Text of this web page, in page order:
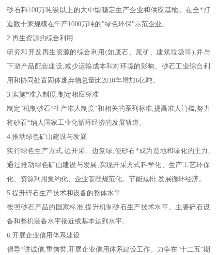
砂石料100万吨级以上的大中型稳定生产企业和供应基地。在全*打
造数十家规模在年产1000万吨的"绿色环保"示范企业。
2.再生资源的综合利用
研究和开发再生资源的综合利用(如废石、尾矿、建筑垃圾等),并与
下游产品配套建设,减少运输成本和对环境的影响。砂石工业综合利
用和协同处置固体废弃物总量比2010年增加6亿吨。
3.实施*准入制度,制定相应标准
制定"机制砂石*生产准人制度"和相关的系列标准,提高准人门槛,努力
将砂石*纳人国家工业化循环经济的发展轨道。
4.推动绿色矿山建设与发展
实行绿色生产方式,边开采、边复绿,使砂石*成为造地和绿化的主力,
通过推动绿色矿山建设与发展,实现开采方式科学化、生产工艺环保
化、资源利用集约化、企业管理规范化。节能减排,发展循环经济。
5.提升碎石生产技术和设备的整体水平
按照砂石产品的国家标准,提升机制砂石生产技术水平。主要碎石设
备和整机装备水平接近或基本达到水平。
6.开展企业信用体系建设
倡导*讲诚信,重信誉,开展企业信用体系建设工作。力争在"十二五"期